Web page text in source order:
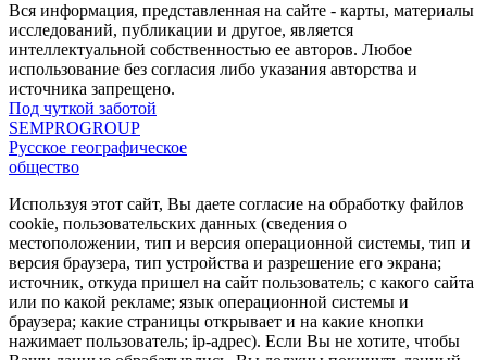
Вся информация, представленная на сайте - карты, материалы
исследований, публикации и другое, является
интеллектуальной собственностью ее авторов. Любое
использование без согласия либо указания авторства и
источника запрещено.
Под чуткой заботой
SEMPROGROUP
Русское географическое
общество
Используя этот сайт, Вы даете согласие на обработку файлов
cookie, пользовательских данных (сведения о
местоположении, тип и версия операционной системы, тип и
версия браузера, тип устройства и разрешение его экрана;
источник, откуда пришел на сайт пользователь; с какого сайта
или по какой рекламе; язык операционной системы и
браузера; какие страницы открывает и на какие кнопки
нажимает пользователь; ip-адрес). Если Вы не хотите, чтобы